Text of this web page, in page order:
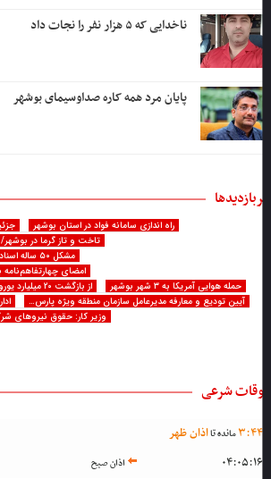
ناخدایی که ۵ هزار نفر را نجات داد
پایان مرد همه کاره صداوسیمای بوشهر
جزئیات ۲ پرونده قتل
راه اندازی سامانه فواد در استان بوشهر
تاخت و تاز گرما در بوشهر/ دمای
مشکل ۵۰ ساله اسناد مالکیت مردم بیدخون حل شد
امضای چهارتفاهم‌نامه
از بازگشت ۲۰ میلیارد یورو تا برخورد با شبکه کارت‌های…
حمله هوایی آمریکا به ۳ شهر بوشهر
آیین تودیع و معارفه مدیرعامل سازمان منطقه ویژه پارس…
وزیر کار: حقوق نیروهای
شرعی
3:44 مانده تااذان ظهر
04:05:16
اذان صبح